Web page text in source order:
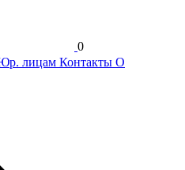
0
лицам Контакты О